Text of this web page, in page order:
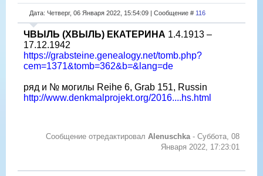
Дата: Четверг, 06 Января 2022, 15:54:09 | Сообщение # 116
ЧВЫЛЬ (ХВЫЛЬ) ЕКАТЕРИНА 1.4.1913 –
17.12.1942
https://grabsteine.genealogy.net/tomb.php?
cem=1371&tomb=362&b=&lang=de
ряд и № могилы Reihe 6, Grab 151, Russin
http://www.denkmalprojekt.org/2016....hs.html
Сообщение отредактировал Alenuschka - Суббота, 08
Января 2022, 17:23:01